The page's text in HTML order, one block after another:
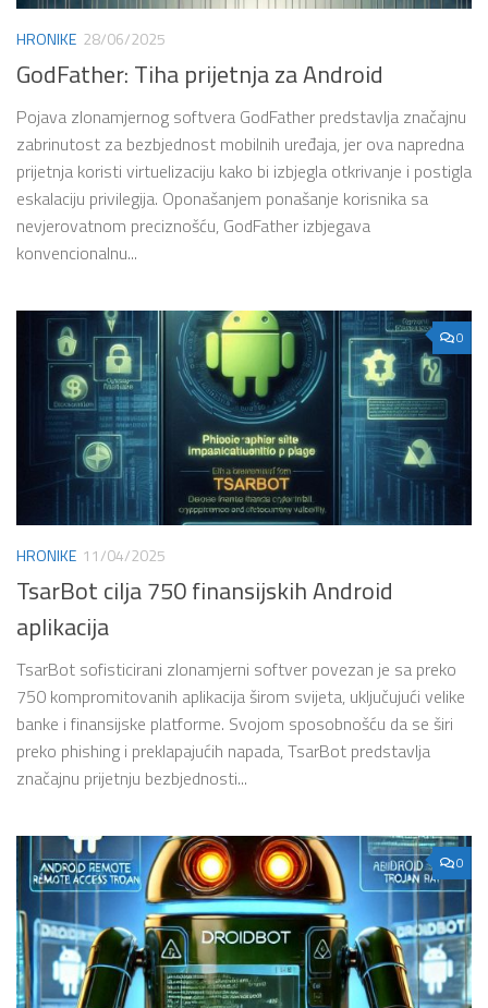
HRONIKE 28/06/2025
GodFather: Tiha prijetnja za Android
Pojava zlonamjernog softvera GodFather predstavlja značajnu
zabrinutost za bezbjednost mobilnih uređaja, jer ova napredna
prijetnja koristi virtuelizaciju kako bi izbjegla otkrivanje i postigla
eskalaciju privilegija. Oponašanjem ponašanje korisnika sa
nevjerovatnom preciznošću, GodFather izbjegava
konvencionalnu...
0
HRONIKE 11/04/2025
TsarBot cilja 750 finansijskih Android
aplikacija
TsarBot sofisticirani zlonamjerni softver povezan je sa preko
750 kompromitovanih aplikacija širom svijeta, uključujući velike
banke i finansijske platforme. Svojom sposobnošću da se širi
preko phishing i preklapajućih napada, TsarBot predstavlja
značajnu prijetnju bezbjednosti...
0